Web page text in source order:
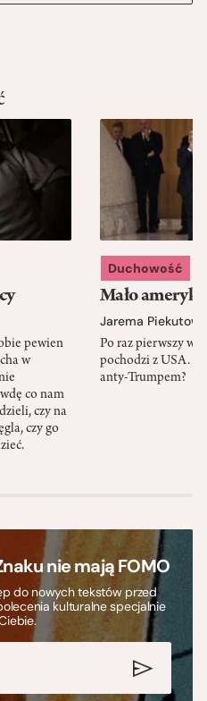
pewien
w
co nam
czy na
czy go
Duchowość
Mało
Jarema
Po raz pierwszy w
pochodzi z USA.
anty-Trumpem?
nie mają FOMO
do nowych tekstów przed
kulturalne specjalnie